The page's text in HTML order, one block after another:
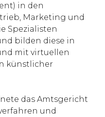
in den
Marketing und
Spezialisten
bilden diese in
mit virtuellen
künstlicher
das Amtsgericht
und